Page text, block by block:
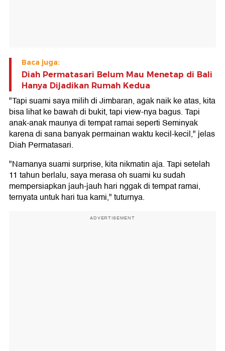
Baca juga:
Diah Permatasari Belum Mau Menetap di Bali
Hanya Dijadikan Rumah Kedua
"Tapi suami saya milih di Jimbaran, agak naik ke atas, kita
bisa lihat ke bawah di bukit, tapi view-nya bagus. Tapi
anak-anak maunya di tempat ramai seperti Seminyak
karena di sana banyak permainan waktu kecil-kecil," jelas
Diah Permatasari.
"Namanya suami surprise, kita nikmatin aja. Tapi setelah
11 tahun berlalu, saya merasa oh suami ku sudah
mempersiapkan jauh-jauh hari nggak di tempat ramai,
ternyata untuk hari tua kami," tuturnya.
ADVERTISEMENT